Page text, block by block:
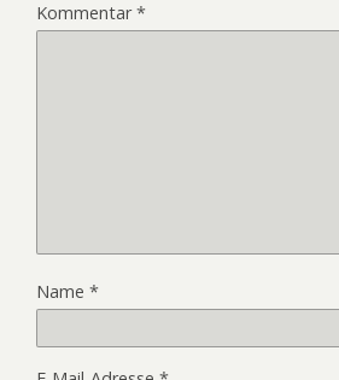
Kommentar*
Name *